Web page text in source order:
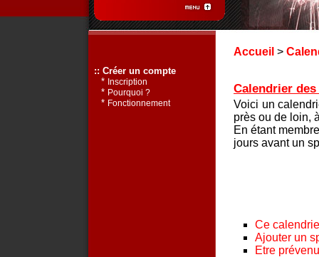
Accueil >
Calendrier
Voici un
près ou de loin,
En étant
jours avant un
Ce
Ajouter un
Etre
:: Créer un compte
* Inscription
* Pourquoi ?
* Fonctionnement